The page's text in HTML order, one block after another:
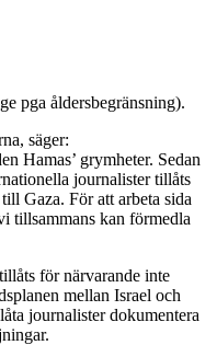
pga åldersbegränsning).
säger:
Hamas’ grymheter. Sedan
journalister tillåts
Gaza. För att arbeta sida
tillsammans kan förmedla
för närvarande inte
mellan Israel och
journalister dokumentera